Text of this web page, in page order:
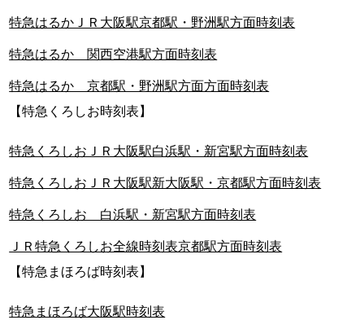
特急はるかＪＲ大阪駅京都駅・野洲駅方面時刻表
特急はるか 関西空港駅方面時刻表
特急はるか 京都駅・野洲駅方面方面時刻表
【特急くろしお時刻表】
特急くろしおＪＲ大阪駅白浜駅・新宮駅方面時刻表
特急くろしおＪＲ大阪駅新大阪駅・京都駅方面時刻表
特急くろしお 白浜駅・新宮駅方面時刻表
ＪＲ特急くろしお全線時刻表京都駅方面時刻表
【特急まほろば時刻表】
特急まほろば大阪駅時刻表